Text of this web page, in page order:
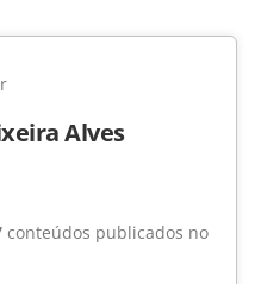
Alves
conteúdos publicados no